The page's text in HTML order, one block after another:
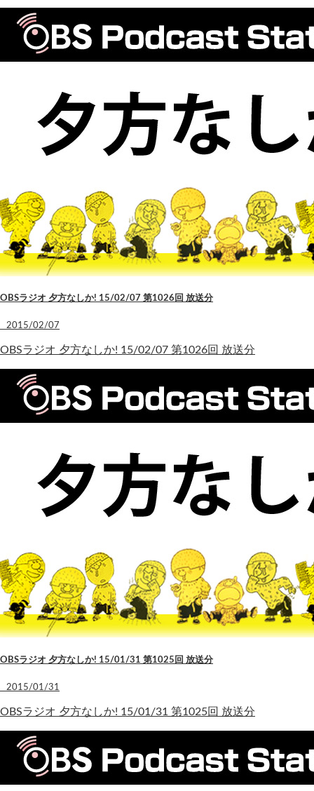
OBSラジオ 夕方なしか! 15/02/07 第1026回 放送分
2015/02/07
OBSラジオ 夕方なしか! 15/02/07 第1026回 放送分
OBSラジオ 夕方なしか! 15/01/31 第1025回 放送分
2015/01/31
OBSラジオ 夕方なしか! 15/01/31 第1025回 放送分